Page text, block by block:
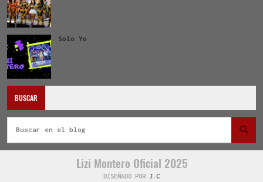
Solo Yo
BUSCAR
Lizi Montero Oficial 2025
DISEÑADO POR J.C